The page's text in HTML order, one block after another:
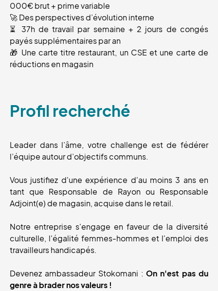
000€ brut + prime variable
🚀 Des perspectives d’évolution interne
⏳ 37h de travail par semaine + 2 jours de congés
payés supplémentaires par an
🎁 Une carte titre restaurant, un CSE et une carte de
réductions en magasin
Profil recherché
Leader dans l’âme, votre challenge est de fédérer
l’équipe autour d’objectifs communs.
Vous justifiez d'une expérience d'au moins 3 ans en
tant que Responsable de Rayon ou Responsable
Adjoint(e) de magasin, acquise dans le retail.
Notre entreprise s'engage en faveur de la diversité
culturelle, l'égalité femmes-hommes et l'emploi des
travailleurs handicapés.
Devenez ambassadeur Stokomani :On n'est pas du
genre à brader nos valeurs !